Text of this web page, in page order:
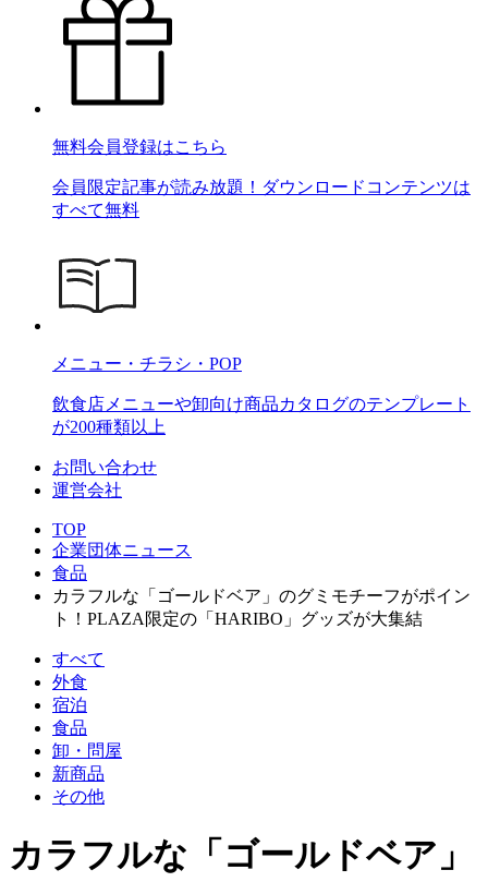
無料会員登録はこちら
会員限定記事が読み放題！ダウンロードコンテンツは
すべて無料
メニュー・チラシ・POP
飲食店メニューや卸向け商品カタログのテンプレート
が200種類以上
お問い合わせ
運営会社
TOP
企業団体ニュース
食品
カラフルな「ゴールドベア」のグミモチーフがポイン
ト！PLAZA限定の「HARIBO」グッズが大集結
すべて
外食
宿泊
食品
卸・問屋
新商品
その他
カラフルな「ゴールドベア」